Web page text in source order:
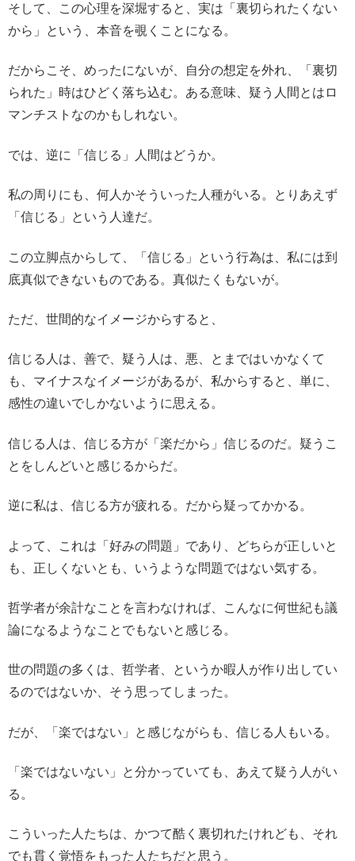
そして、この心理を深堀すると、実は「裏切られたくない
から」という、本音を覗くことになる。
だからこそ、めったにないが、自分の想定を外れ、「裏切
られた」時はひどく落ち込む。ある意味、疑う人間とはロ
マンチストなのかもしれない。
では、逆に「信じる」人間はどうか。
私の周りにも、何人かそういった人種がいる。とりあえず
「信じる」という人達だ。
この立脚点からして、「信じる」という行為は、私には到
底真似できないものである。真似たくもないが。
ただ、世間的なイメージからすると、
信じる人は、善で、疑う人は、悪、とまではいかなくて
も、マイナスなイメージがあるが、私からすると、単に、
感性の違いでしかないように思える。
信じる人は、信じる方が「楽だから」信じるのだ。疑うこ
とをしんどいと感じるからだ。
逆に私は、信じる方が疲れる。だから疑ってかかる。
よって、これは「好みの問題」であり、どちらが正しいと
も、正しくないとも、いうような問題ではない気する。
哲学者が余計なことを言わなければ、こんなに何世紀も議
論になるようなことでもないと感じる。
世の問題の多くは、哲学者、というか暇人が作り出してい
るのではないか、そう思ってしまった。
だが、「楽ではない」と感じながらも、信じる人もいる。
「楽ではないない」と分かっていても、あえて疑う人がい
る。
こういった人たちは、かつて酷く裏切れたけれども、それ
でも貫く覚悟をもった人たちだと思う。